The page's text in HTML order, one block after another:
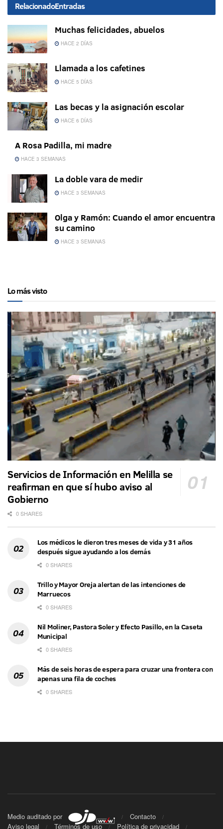
RelacionadoEntradas
Muchas felicidades, abuelos
HACE 2 DÍAS
Llamada a los cafetines
HACE 5 DÍAS
Las becas y la asignación escolar
HACE 6 DÍAS
A Rosa Padilla, mi madre
HACE 3 SEMANAS
La doble vara de medir
HACE 3 SEMANAS
Olga y Ramón: Cuando el amor encuentra
su camino
HACE 3 SEMANAS
Lo más visto
Servicios de Información en Melilla se
reafirman en que sí hubo aviso al
Gobierno
0 SHARES
Los médicos le dieron tres meses de vida y 31 años
después sigue ayudando a los demás
0 SHARES
Trillo y Mayor Oreja alertan de las intenciones de
Marruecos
0 SHARES
Nil Moliner, Pastora Soler y Efecto Pasillo, en la Caseta
Municipal
0 SHARES
Más de seis horas de espera para cruzar una frontera con
apenas una fila de coches
0 SHARES
Medio auditado por
Contacto
Aviso legal
Términos de uso Política de privacidad